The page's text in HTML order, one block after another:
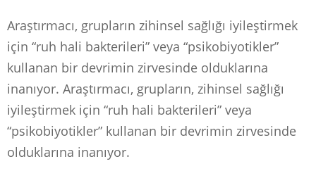
Araştırmacı, grupların zihinsel sağlığı iyileştirmek
için “ruh hali bakterileri” veya “psikobiyotikler”
kullanan bir devrimin zirvesinde olduklarına
inanıyor. Araştırmacı, grupların, zihinsel sağlığı
iyileştirmek için “ruh hali bakterileri” veya
“psikobiyotikler” kullanan bir devrimin zirvesinde
olduklarına inanıyor.